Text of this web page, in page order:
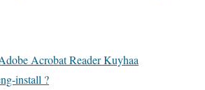
Acrobat Reader Kuyhaa
install ?